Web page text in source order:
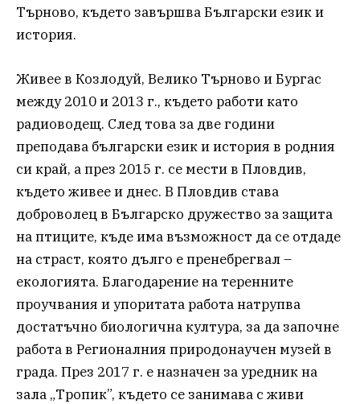
Търново, където завършва Български език и
история.
Живее в Козлодуй, Велико Търново и Бургас
между 2010 и 2013 г., където работи като
радиоводещ. След това за две години
преподава български език и история в родния
си край, а през 2015 г. се мести в Пловдив,
където живее и днес. В Пловдив става
доброволец в Българско дружество за защита
на птиците, къде има възможност да се отдаде
на страст, която дълго е пренебрегвал –
екологията. Благодарение на теренните
проучвания и упоритата работа натрупва
достатъчно биологична култура, за да започне
работа в Регионалния природонаучен музей в
града. През 2017 г. е назначен за уредник на
зала „Тропик”, където се занимава с живи